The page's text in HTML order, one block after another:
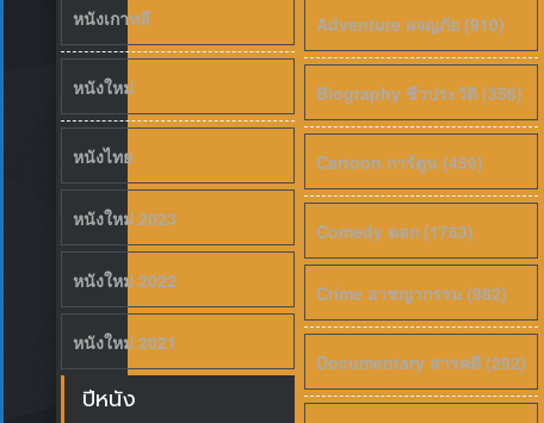
หนังเกาหลี
หนังใหม่
หนังไทย
หนังใหม่ 2023
หนังใหม่ 2022
หนังใหม่ 2021
ปีหนัง
Adventure ผจญภัย (910)
Biography ชีวประวัติ (356)
Cartoon การ์ตูน (459)
Comedy ตลก (1763)
Crime อาชญากรรม (982)
Documentary สารคดี (292)